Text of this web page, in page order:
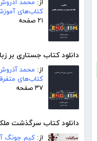
از: محمد
کتاب‌های
۲۱ صفحه
دانلود کتاب جستاری بر
از: محمد
کتاب‌های
۳۷ صفحه
دانلود کتاب سرگذشت
از: کیم جونگ